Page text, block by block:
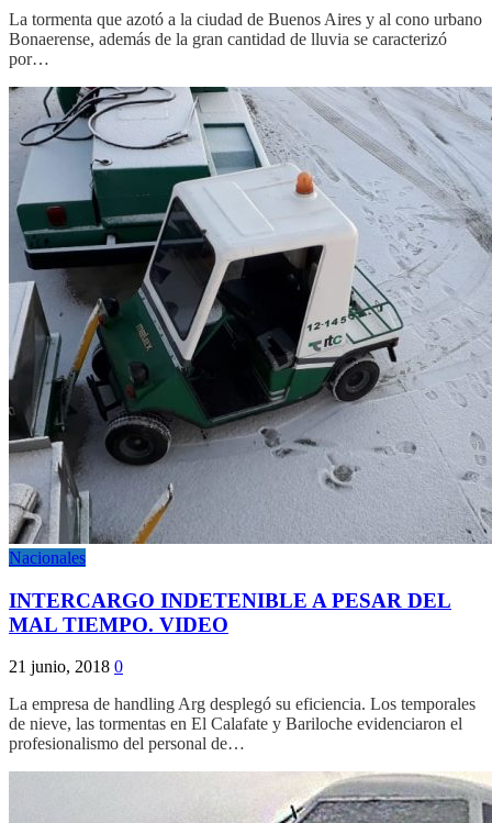
La tormenta que azotó a la ciudad de Buenos Aires y al cono urbano
Bonaerense, además de la gran cantidad de lluvia se caracterizó
por…
Nacionales
INTERCARGO INDETENIBLE A PESAR DEL
MAL TIEMPO. VIDEO
21 junio, 2018 0
La empresa de handling Arg desplegó su eficiencia. Los temporales
de nieve, las tormentas en El Calafate y Bariloche evidenciaron el
profesionalismo del personal de…